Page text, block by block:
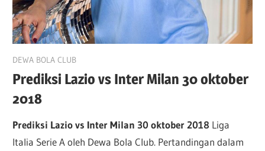
October 29, 2018
DEWA BOLA CLUB
Prediksi Lazio vs Inter Milan 30 oktober
2018
Prediksi Lazio vs Inter Milan 30 oktober 2018 Liga
Italia Serie A oleh Dewa Bola Club. Pertandingan dalam